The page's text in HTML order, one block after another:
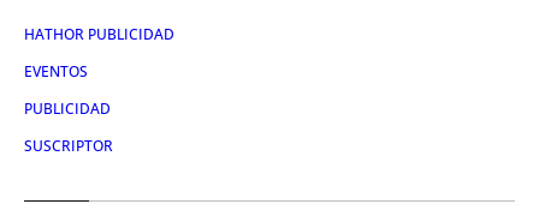
HATHOR PUBLICIDAD
EVENTOS
PUBLICIDAD
SUSCRIPTOR